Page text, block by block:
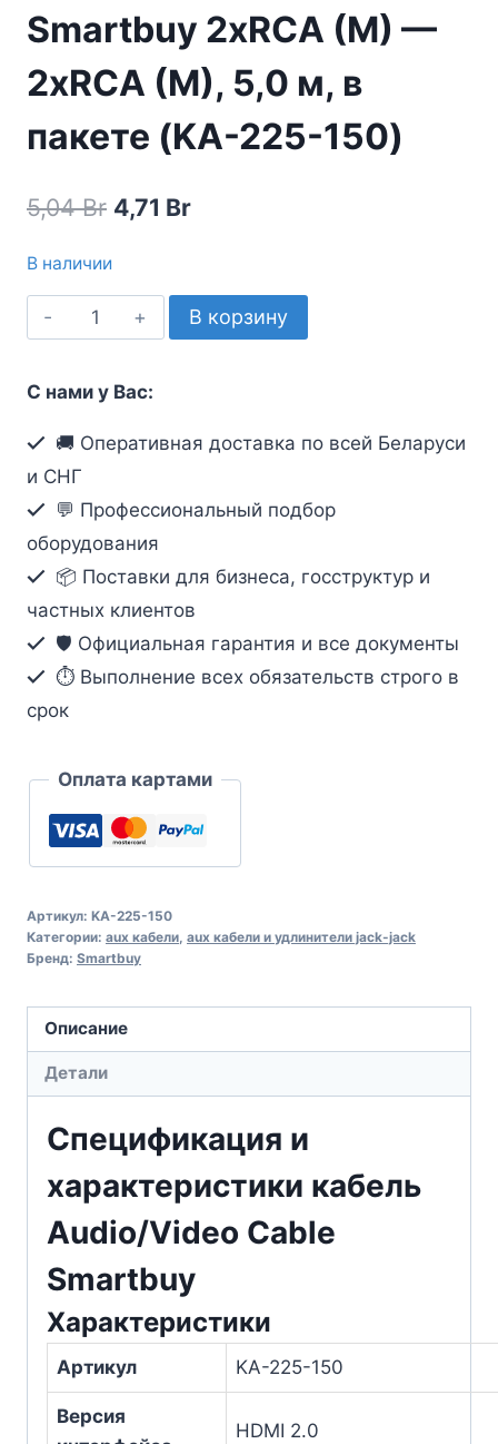
Smartbuy 2xRCA (M) —
2xRCA (M), 5,0 м, в
пакете (KA-225-150)
5,04Br Первоначальная
5,04 Br.
4,71 BrТекущая
В наличии
Количество
товара
соединительный
2xRCA
(M)
-
2xRCA
(M),
5,0
м,
в
150)
В корзину
С нами у Вас:
🚚 Оперативная доставка по всей Беларуси
и СНГ
💬 Профессиональный подбор
оборудования
📦 Поставки для бизнеса, госструктур и
частных клиентов
🛡️ Официальная гарантия и все документы
⏱ Выполнение всех обязательств строго в
срок
Оплата картами
Артикул: KA-225-150
Категории: aux кабели aux кабели и удлинители jack-jack
Бренд: Smartbuy
Описание
Детали
Спецификация и
характеристики кабель
Audio/Video Cable
Smartbuy
Характеристики
Артикул KA-225-150
Версия
HDMI 2.0